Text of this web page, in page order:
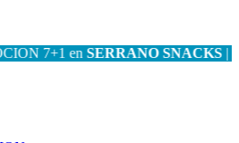
7+1 enSERRANO SNACKS|